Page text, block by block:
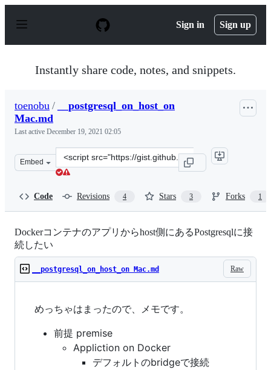
p
Sign in Sign up
Instantly share code, notes, and snippets.
toenobu /
__postgresql_on_host_on
Mac.md
Last active December 19, 2021 02:05
Embed
Clone
this
Code Revisions 4 Stars 3 Forks 1
Dockerコンテナのアプリからhost側にあるPostgresqlに接
続したい
Raw
__postgresql_on_host_on Mac.md
めっちゃはまったので、メモです。
前提 premise
Appliction on Docker
デフォルトのbridgeで接続